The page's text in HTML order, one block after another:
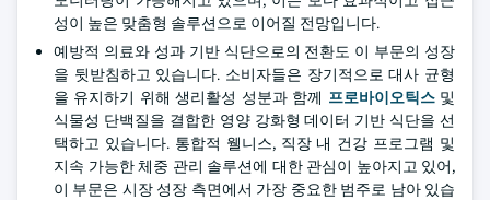
성이 높은 맞춤형 솔루션으로 이어질 전망입니다.
예방적 의료와 성과 기반 식단으로의 전환도 이 부문의 성장
을 뒷받침하고 있습니다. 소비자들은 장기적으로 대사 균형
을 유지하기 위해 생리활성 성분과 함께 프로바이오틱스및
식물성 단백질을 결합한 영양 강화형 데이터 기반 식단을 선
택하고 있습니다. 통합적 웰니스, 직장 내 건강 프로그램 및
지속 가능한 체중 관리 솔루션에 대한 관심이 높아지고 있어,
이 부문은 시장 성장 측면에서 가장 중요한 범주로 남아 있습